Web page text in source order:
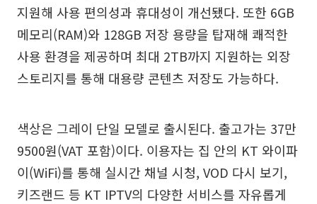
지원해 사용 편의성과 휴대성이 개선됐다. 또한 6GB
메모리(RAM)와 128GB 저장 용량을 탑재해 쾌적한
사용 환경을 제공하며 최대 2TB까지 지원하는 외장
스토리지를 통해 대용량 콘텐츠 저장도 가능하다.
색상은 그레이 단일 모델로 출시된다. 출고가는 37만
9500원(VAT 포함)이다. 이용자는 집 안의 KT 와이파
이(WiFi)를 통해 실시간 채널 시청, VOD 다시 보기,
키즈랜드 등 KT IPTV의 다양한 서비스를 자유롭게